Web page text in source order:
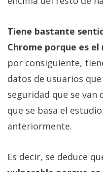
nosotros
Publicidad
Cambiar
opciones
de
privacidad
Aviso
Legal
El medio de
Tiene bastante
Chrome porque es el
por consiguiente,
datos de usuarios
seguridad que se van
que se basa el
anteriormente.
Es decir, se deduce